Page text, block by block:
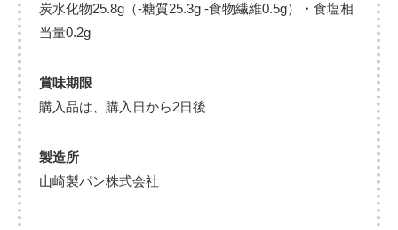
炭水化物25.8g（-糖質25.3g -食物繊維0.5g）・食塩相
当量0.2g
賞味期限
購入品は、購入日から2日後
製造所
山崎製パン株式会社